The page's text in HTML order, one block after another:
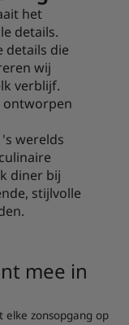
het
details.
details die
wij
verblijf.
ontworpen
werelds
diner bij
stijlvolle
mee in
zonsopgang op